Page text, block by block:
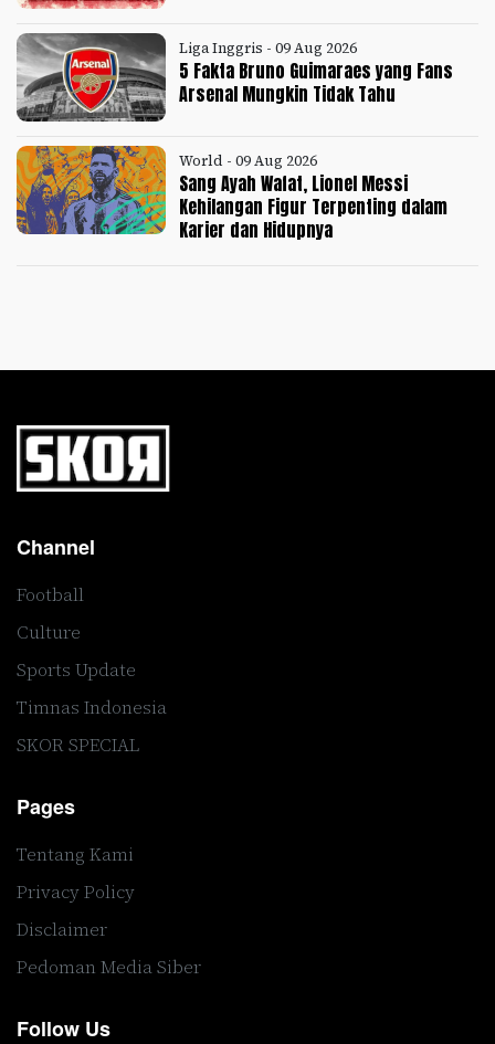
Liga Inggris - 09 Aug 2026
5 Fakta Bruno Guimaraes yang Fans
Arsenal Mungkin Tidak Tahu
World - 09 Aug 2026
Sang Ayah Wafat, Lionel Messi
Kehilangan Figur Terpenting dalam
Karier dan Hidupnya
Channel
Football
Culture
Sports Update
Timnas Indonesia
SKOR SPECIAL
Pages
Tentang Kami
Privacy Policy
Disclaimer
Pedoman Media Siber
Follow Us